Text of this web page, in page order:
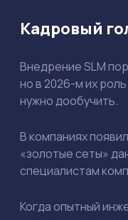
Кадровый
Внедрение SLM
но в 2026-м их
нужно дообучить.
В компаниях
«золотые сеты»
специалистам
Когда опытный